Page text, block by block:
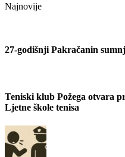
Najnovije
27-godišnji Pakračanin
Teniski klub Požega otvara
Ljetne škole tenisa